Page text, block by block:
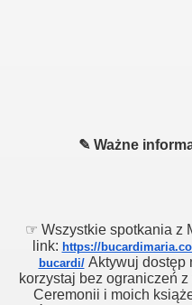
✎ Ważne
☞ Wszystkie spotkania z
link: https://
bucardi/Aktywuj dostęp
korzystaj bez ograniczeń z
Ceremonii i moich